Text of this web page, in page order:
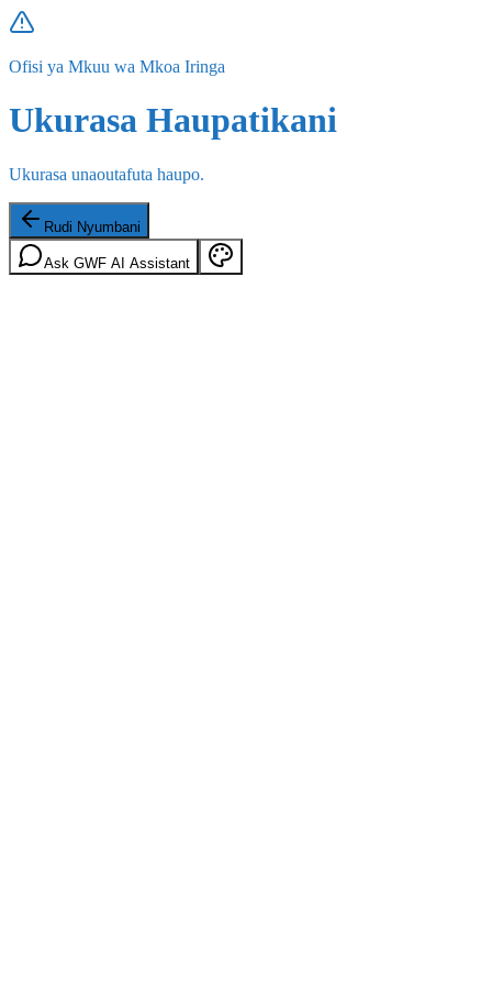
Ofisi ya Mkuu wa Mkoa Iringa
Ukurasa Haupatikani
Ukurasa unaoutafuta haupo.
Rudi Nyumbani
Ask GWF AI Assistant